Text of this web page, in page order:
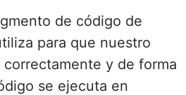
de código de
para que nuestro
y de forma
se ejecuta en